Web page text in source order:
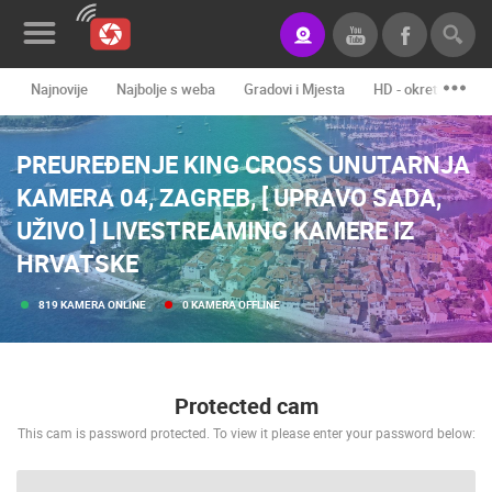
Novosti&Blog
Kategorije
Lokacije
Event&Site
Izdvojeno
Povijest
KONTAKTIRAJTE
Najnovije Najbolje s weba Gradovi i Mjesta HD - okretne
PREUREĐENJE KING CROSS UNUTARNJA
KAMERA 04, ZAGREB, [ UPRAVO SADA,
UŽIVO ] LIVESTREAMING KAMERE IZ
HRVATSKE
819 KAMERA ONLINE 0 KAMERA OFFLINE
Protected cam
This cam is password protected. To view it please enter your password below: